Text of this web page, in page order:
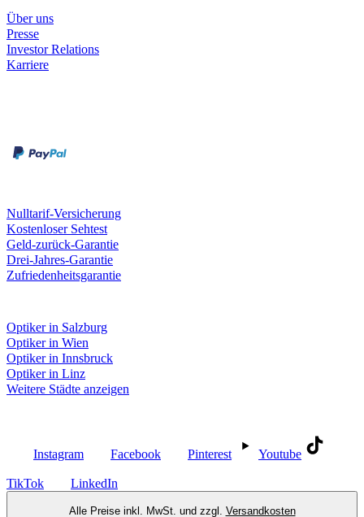
Über uns
Presse
Investor Relations
Karriere
Nulltarif-Versicherung
Kostenloser Sehtest
Geld-zurück-Garantie
Drei-Jahres-Garantie
Zufriedenheitsgarantie
Optiker in Salzburg
Optiker in Wien
Optiker in Innsbruck
Optiker in Linz
Weitere Städte anzeigen
Instagram Facebook Pinterest Youtube
TikTok LinkedIn
Alle Preise inkl. MwSt. und zzgl. Versandkosten